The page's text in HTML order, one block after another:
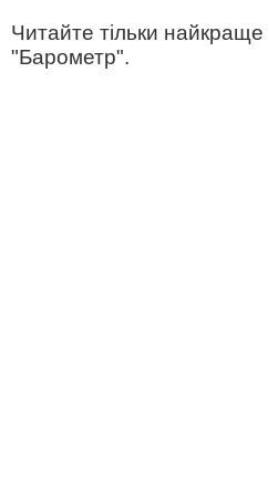
Читайте тільки найкраще
"Барометр".